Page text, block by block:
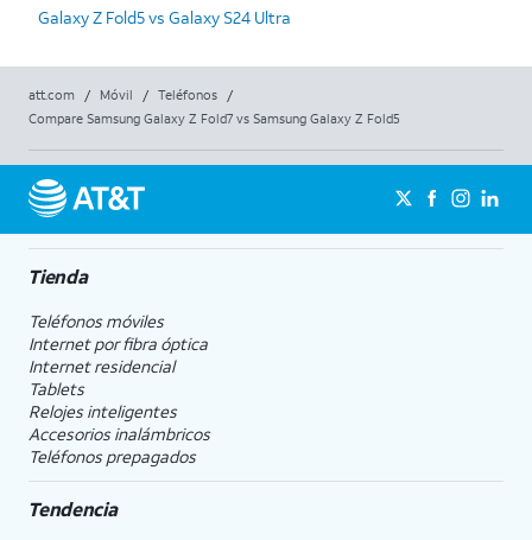
Galaxy Z Fold5 vs Galaxy S24 Ultra
att.com / Móvil / Teléfonos
/
Compare Samsung Galaxy Z Fold7 vs Samsung Galaxy Z Fold5
Tienda
Teléfonos móviles
Internet por fibra óptica
Internet residencial
Tablets
Relojes inteligentes
Accesorios inalámbricos
Teléfonos prepagados
Tendencia